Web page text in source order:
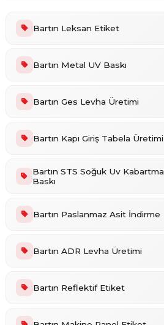
Bartın Leksan Etiket
Bartın Metal UV Baskı
Bartın Ges Levha Üretimi
Bartın Kapı Giriş Tabela Üretimi
Bartın STS Soğuk Uv Kabartma
Baskı
Bartın Paslanmaz Asit İndirme
Bartın ADR Levha Üretimi
Bartın Reflektif Etiket